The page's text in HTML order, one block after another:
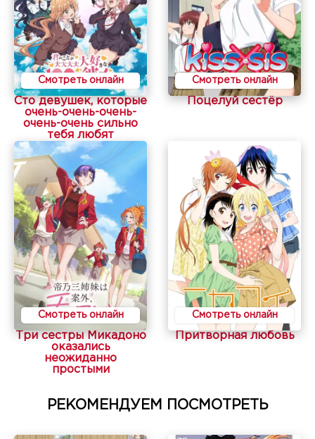
Смотреть онлайн
Сто девушек, которые
очень-очень-очень-
очень-очень сильно
тебя любят
Смотреть онлайн
Поцелуй сестёр
Смотреть онлайн
Три сестры Микадоно
оказались
неожиданно
простыми
Смотреть онлайн
Притворная любовь
РЕКОМЕНДУЕМ ПОСМОТРЕТЬ